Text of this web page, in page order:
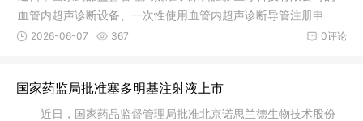
血管内超声诊断设备、一次性使用血管内超声诊断导管注册申
请。血管内
0评论
2026-06-07 367
国家药监局批准塞多明基注射液上市
近日，国家药品监督管理局批准北京诺思兰德生物技术股份